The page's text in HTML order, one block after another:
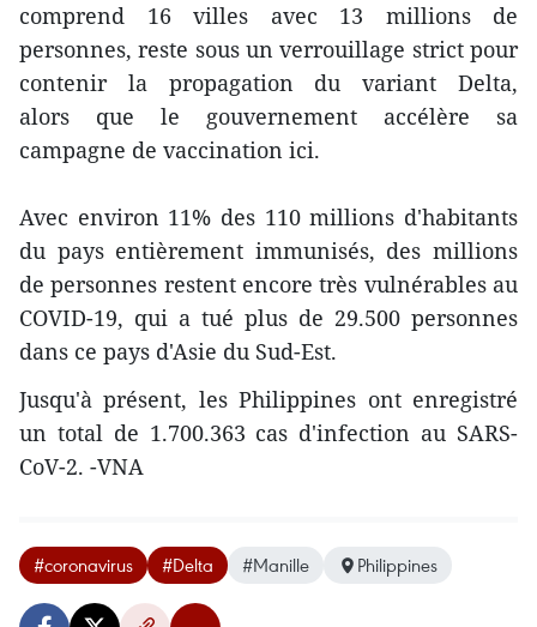
comprend 16 villes avec 13 millions de
personnes, reste sous un verrouillage strict pour
contenir la propagation du variant Delta,
alors que le gouvernement accélère sa
campagne de vaccination ici.
Avec environ 11% des 110 millions d'habitants
du pays entièrement immunisés, des millions
de personnes restent encore très vulnérables au
COVID-19, qui a tué plus de 29.500 personnes
dans ce pays d'Asie du Sud-Est.
Jusqu'à présent, les Philippines ont enregistré
un total de 1.700.363 cas d'infection au SARS-
CoV-2. -VNA
#coronavirus #Delta #Manille Philippines